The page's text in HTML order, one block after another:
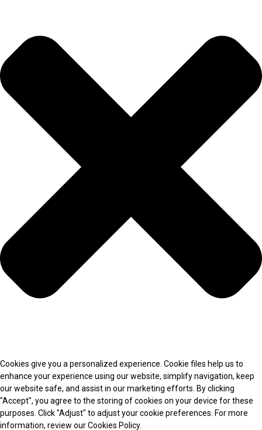
Cookies give you a personalized experience. Cookie files help us to
enhance your experience using our website, simplify navigation, keep
our website safe, and assist in our marketing efforts. By clicking
"Accept", you agree to the storing of cookies on your device for these
purposes. Click "Adjust" to adjust your cookie preferences. For more
information, review our Cookies Policy.